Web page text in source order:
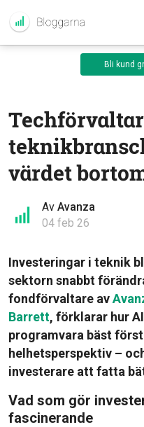
Bli kund
värdet
Av Avanza
04 feb 26
Investeringar i teknik
sektorn snabbt
fondförvaltare av
Barrett, förklarar hur
programvara bäst
helhetsperspektiv –
investerare att fatta
Vad som gör
fascinerande